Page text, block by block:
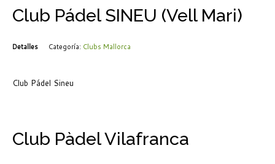
Club Pádel SINEU (Vell Mari)
Detalles Categoría: Clubs Mallorca
Club Pádel Sineu
Club Pàdel Vilafranca